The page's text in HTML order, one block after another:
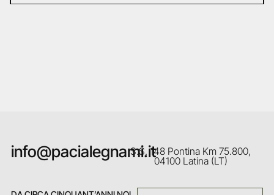
info@pacialegnami.itS.S. 148 Pontina Km 75.800,
04100 Latina (LT)